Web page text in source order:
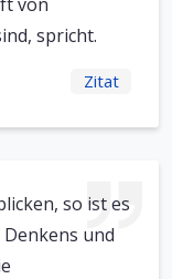
spricht.
Zitat
so ist es
und